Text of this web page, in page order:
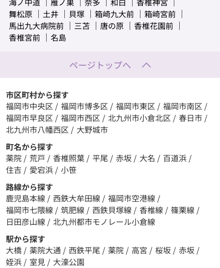
舞松原
土井 貝塚 箱崎九大前
箱崎宮前
馬出九大病院前
三苫 唐の原
香椎花園前
香椎宮前
名島
ページトップへ
市区町村から探す
福岡市中央区 / 福岡市博多区 / 福岡市東区 / 福岡市南区 /
福岡市早良区 / 福岡市西区 / 北九州市小倉北区 / 春日市 /
北九州市八幡西区 / 大野城市
町名から探す
薬院 / 荒戸 / 香椎照葉 / 平尾 / 赤坂 / 大名 / 百道浜 /
住吉 / 愛宕浜 / 小笹
路線から探す
鹿児島本線 / 西鉄大牟田線 / 福岡市空港線 /
福岡市七隈線 / 筑肥線 / 西鉄貝塚線 / 香椎線 / 篠栗線 /
日田彦山線 / 北九州都市モノレール小倉線
駅から探す
大橋 / 薬院大通 / 西鉄平尾 / 薬院 / 高宮 / 桜坂 / 赤坂 /
姪浜 / 室見 / 大濠公園